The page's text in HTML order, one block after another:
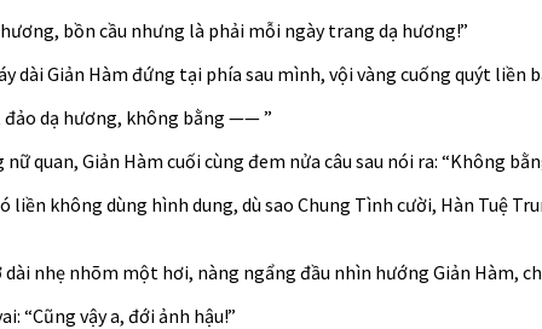
bồn cầu nhưng là phải mỗi ngày trang dạ hương!”
Giản Hàm đứng tại phía sau mình, vội vàng cuống quýt liền
đảo dạ hương, không bằng —— ”
quan, Giản Hàm cuối cùng đem nửa câu sau nói ra: “Không
không dùng hình dung, dù sao Chung Tình cười, Hàn Tuệ
nhẹ nhõm một hơi, nàng ngẩng đầu nhìn hướng Giản Hàm,
“Cũng vậy a, đới ảnh hậu!”